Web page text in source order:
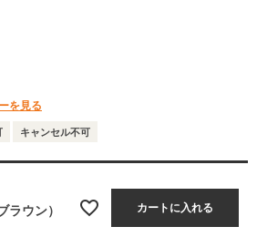
を見る
キャンセル不可
ラウン） カートに入れる